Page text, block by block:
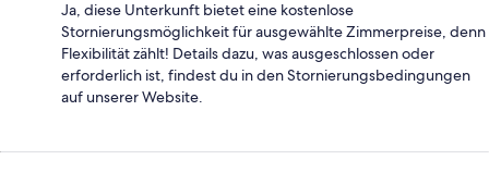
Ja, diese Unterkunft bietet eine kostenlose
Stornierungsmöglichkeit für ausgewählte Zimmerpreise, denn
Flexibilität zählt! Details dazu, was ausgeschlossen oder
erforderlich ist, findest du in den Stornierungsbedingungen
auf unserer Website.